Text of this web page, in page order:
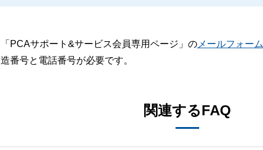
PCAサポート&サービス会員専用ページ」のメールフォーム
番号と電話番号が必要です。
関連するFAQ